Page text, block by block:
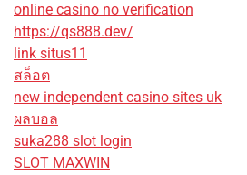
online casino no verification
https://qs888.dev/
link situs11
สล็อต
new independent casino sites uk
ผลบอล
suka288 slot login
SLOT MAXWIN